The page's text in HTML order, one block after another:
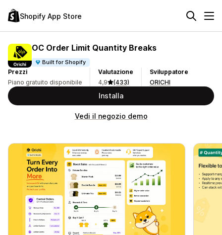
Shopify App Store
OC Order Limit Quantity Breaks
Built for Shopify
Prezzi
Piano gratuito disponibile
Valutazione
4,9
(433)
Sviluppatore
ORICHI
Installa
Vedi il negozio demo